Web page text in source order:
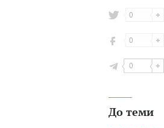
0
0
0
До теми